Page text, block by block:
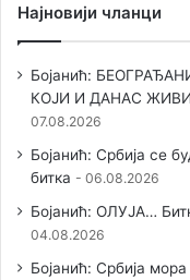
Најновији чланци
Бојанић:
КОЈИ И ДАНАС
07.08.2026
Бојанић: Србија се
битка
06.08.2026
Бојанић: ОЛУЈА…
04.08.2026
Бојанић: Србија